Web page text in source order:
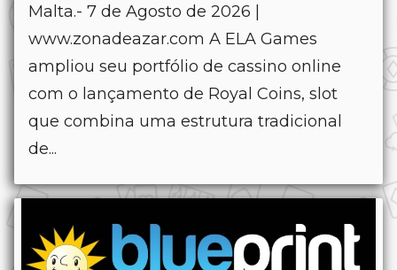
Malta.- 7 de Agosto de 2026 |
www.zonadeazar.com A ELA Games
ampliou seu portfólio de cassino online
com o lançamento de Royal Coins, slot
que combina uma estrutura tradicional
de...